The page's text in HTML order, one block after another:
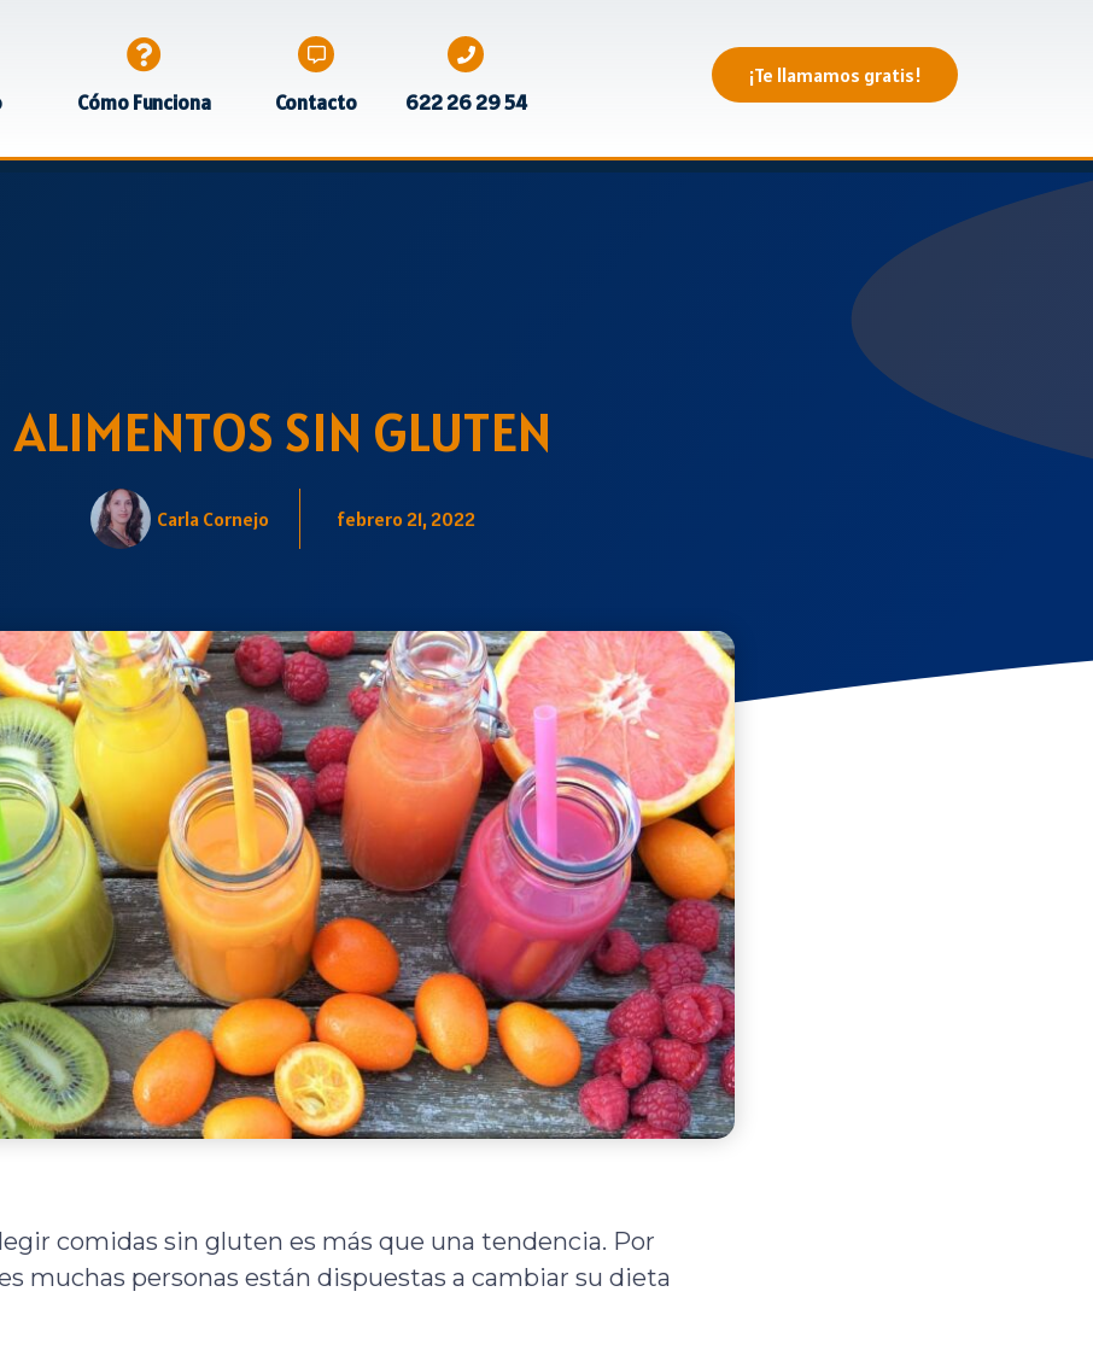
Cómo Funciona Contacto 622 26 29 54
¡Te llamamos gratis!
ALIMENTOS SIN GLUTEN
Carla Cornejo febrero 21, 2022
comidas sin gluten es más que una tendencia. Por
muchas personas están dispuestas a cambiar su dieta